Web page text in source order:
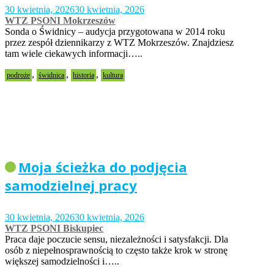
30 kwietnia, 202630 kwietnia, 2026
WTZ PSONI Mokrzeszów
Sonda o Świdnicy – audycja przygotowana w 2014 roku
przez zespół dziennikarzy z WTZ Mokrzeszów. Znajdziesz
tam wiele ciekawych informacji…..
podroże , świdnica , historia , kultura
Moja ścieżka do podjęcia
samodzielnej pracy
30 kwietnia, 202630 kwietnia, 2026
WTZ PSONI Biskupiec
Praca daje poczucie sensu, niezależności i satysfakcji. Dla
osób z niepełnosprawnością to często także krok w stronę
większej samodzielności i…..